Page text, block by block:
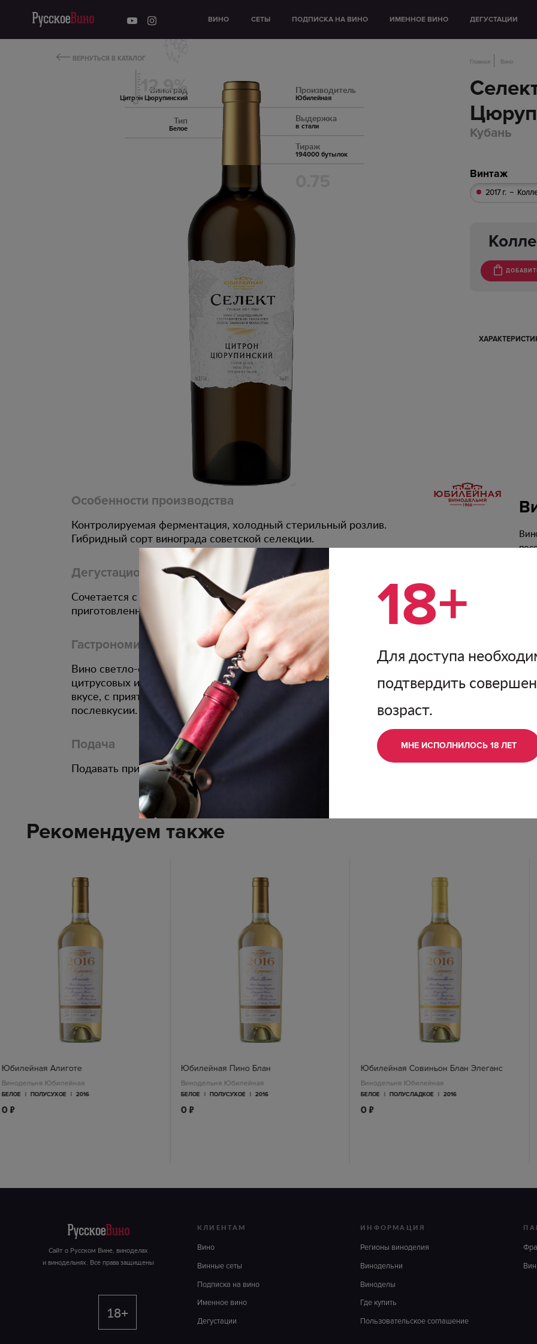
ВИНО СЕТЫ ПОДПИСКА НА ВИНО ИМЕННОЕ ВИНО ДЕГУСТАЦИИ
ВЕРНУТЬСЯ В КАТАЛОГ
Виноград
Цитрон Цюрупинский
12.9%
Тип
Белое
Производитель
Юбилейная
Выдержка
в стали
Тираж
194000 бутылок
Главная Вино
Кубань
Винтаж
2017 г.
Особенности производства
Контролируемая ферментация, холодный стерильный розлив.
Гибридный сорт винограда советской селекции.
Дегустационные характеристики
Сочетается с блюдами из морепродуктов, устрицами, рыбой
приготовленной на гриле.
Гастрономическое сочетание
Вино светло-соломенного цвета. С ярким ароматом лайма,
цитрусовых и тропических фруктов. Полное и освежающее во
вкусе, с приятной кислинкой и оттенками фруктов в
послевкусии.
Подача
Подавать при температуре 10 - 12 С.
Рекомендуем также
Юбилейная Алиготе
Винодельня Юбилейная
БЕЛОЕ | ПОЛУСУХОЕ | 2016
0 п
Юбилейная Пино Блан
Винодельня Юбилейная
БЕЛОЕ | ПОЛУСУХОЕ | 2016
0п
Юбилейная Совиньон Блан Элеганс
Винодельня Юбилейная
БЕЛОЕ | ПОЛУСЛАДКОЕ | 2016
0 п
КЛИЕНТАМ
Вино
Винные сеты
Подписка на вино
Именное вино
Дегустации
ИНФОРМАЦИЯ
Регионы виноделия
Винодельни
Виноделы
Где купить
Пользовательское соглашение
Сайт о Русском Вине, виноделах
и винодельнях. Все права защищены
18+
18+
Для доступа
подтвердить
возраст.
МНЕ ИСПОЛНИЛОСЬ 18 ЛЕТ